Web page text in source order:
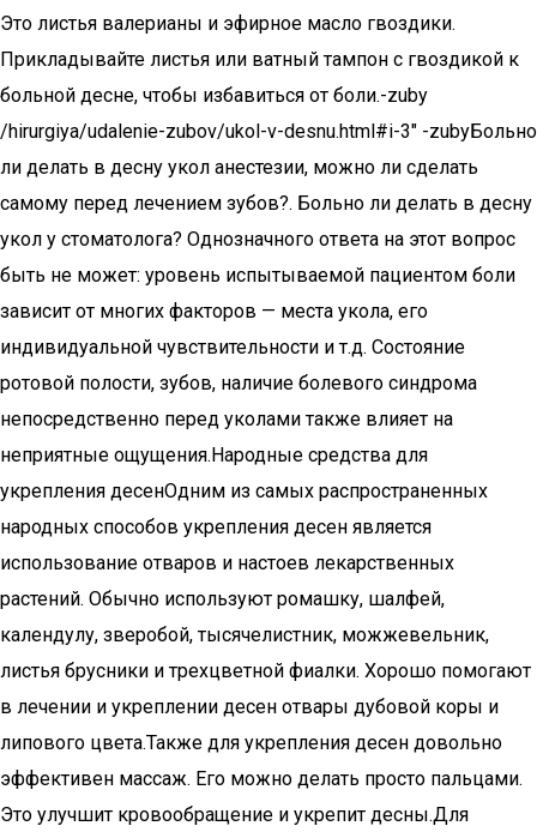
Это листья валерианы и эфирное масло гвоздики.
Прикладывайте листья или ватный тампон с гвоздикой к
больной десне, чтобы избавиться от боли.-zuby
/hirurgiya/udalenie-zubov/ukol-v-desnu.html#i-3″ -zubyБольно
ли делать в десну укол анестезии, можно ли сделать
самому перед лечением зубов?. Больно ли делать в десну
укол у стоматолога? Однозначного ответа на этот вопрос
быть не может: уровень испытываемой пациентом боли
зависит от многих факторов — места укола, его
индивидуальной чувствительности и т.д. Состояние
ротовой полости, зубов, наличие болевого синдрома
непосредственно перед уколами также влияет на
неприятные ощущения.Народные средства для
укрепления десенОдним из самых распространенных
народных способов укрепления десен является
использование отваров и настоев лекарственных
растений. Обычно используют ромашку, шалфей,
календулу, зверобой, тысячелистник, можжевельник,
листья брусники и трехцветной фиалки. Хорошо помогают
в лечении и укреплении десен отвары дубовой коры и
липового цвета.Также для укрепления десен довольно
эффективен массаж. Его можно делать просто пальцами.
Это улучшит кровообращение и укрепит десны.Для